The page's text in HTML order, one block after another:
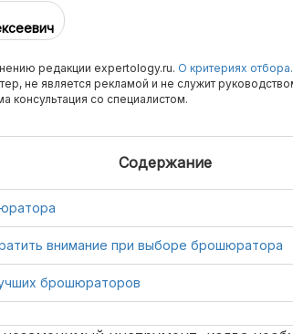
редакции expertology.ru. О критериях отбора.
не является рекламой и не служит
консультация со специалистом.
Содержание
внимание при выборе брошюратора
брошюраторов